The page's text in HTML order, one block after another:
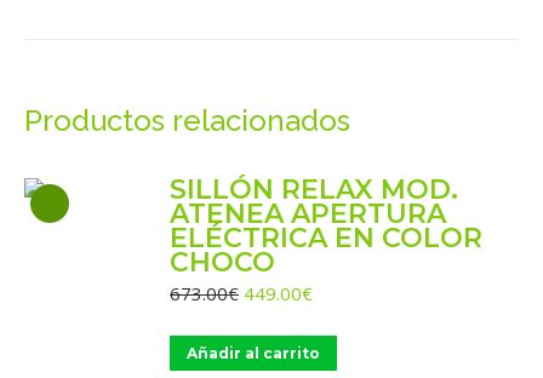
Productos relacionados
SILLÓN RELAX MOD.
ATENEA APERTURA
ELÉCTRICA EN COLOR
CHOCO
673.00€ El
original
era:
449.00€El
actual
es:
Añadir al carrito